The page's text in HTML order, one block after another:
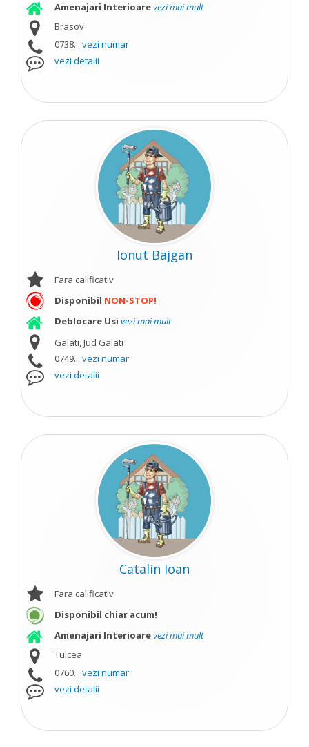
Amenajari Interioarevezi mai mult
Brasov
0738... vezi numar
vezi detalii
Ionut Bajgan
Fara calificativ
Disponibil NON-STOP!
Deblocare Usi vezi mai mult
Galati, Jud Galati
0749... vezi numar
vezi detalii
Catalin Ioan
Fara calificativ
Disponibil chiar acum!
Amenajari Interioarevezi mai mult
Tulcea
0760... vezi numar
vezi detalii